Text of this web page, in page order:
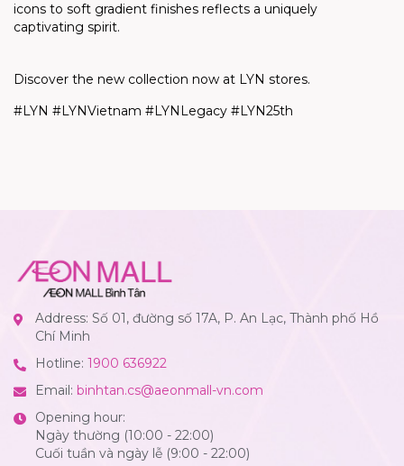
icons to soft gradient finishes reflects a uniquely
captivating spirit.
Discover the new collection now at LYN stores.
#LYN #LYNVietnam #LYNLegacy #LYN25th
Address: Số 01, đường số 17A, P. An Lạc, Thành phố Hồ
Chí Minh
Hotline: 1900 636922
Email: binhtan.cs@aeonmall-vn.com
Opening hour:
Ngày thường (10:00 - 22:00)
Cuối tuần và ngày lễ (9:00 - 22:00)